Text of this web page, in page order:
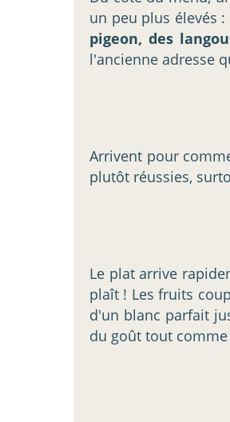
un peu plus élevés
pigeon, des
l'ancienne adresse
Arrivent pour
plutôt réussies,
Le plat arrive
plaît ! Les fruits
d'un blanc parfait
du goût tout